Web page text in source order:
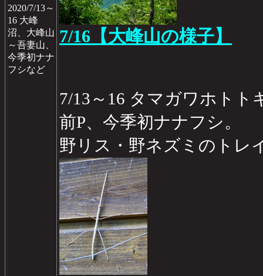
2020/7/13～
16 大峰
沼、大峰山
～吾妻山、
今季初ナナ
フシなど
7/16【大峰山の様子】
7/13～16 タマガワホトト
前P、今季初ナナフシ。
野リス・野ネズミのトレ